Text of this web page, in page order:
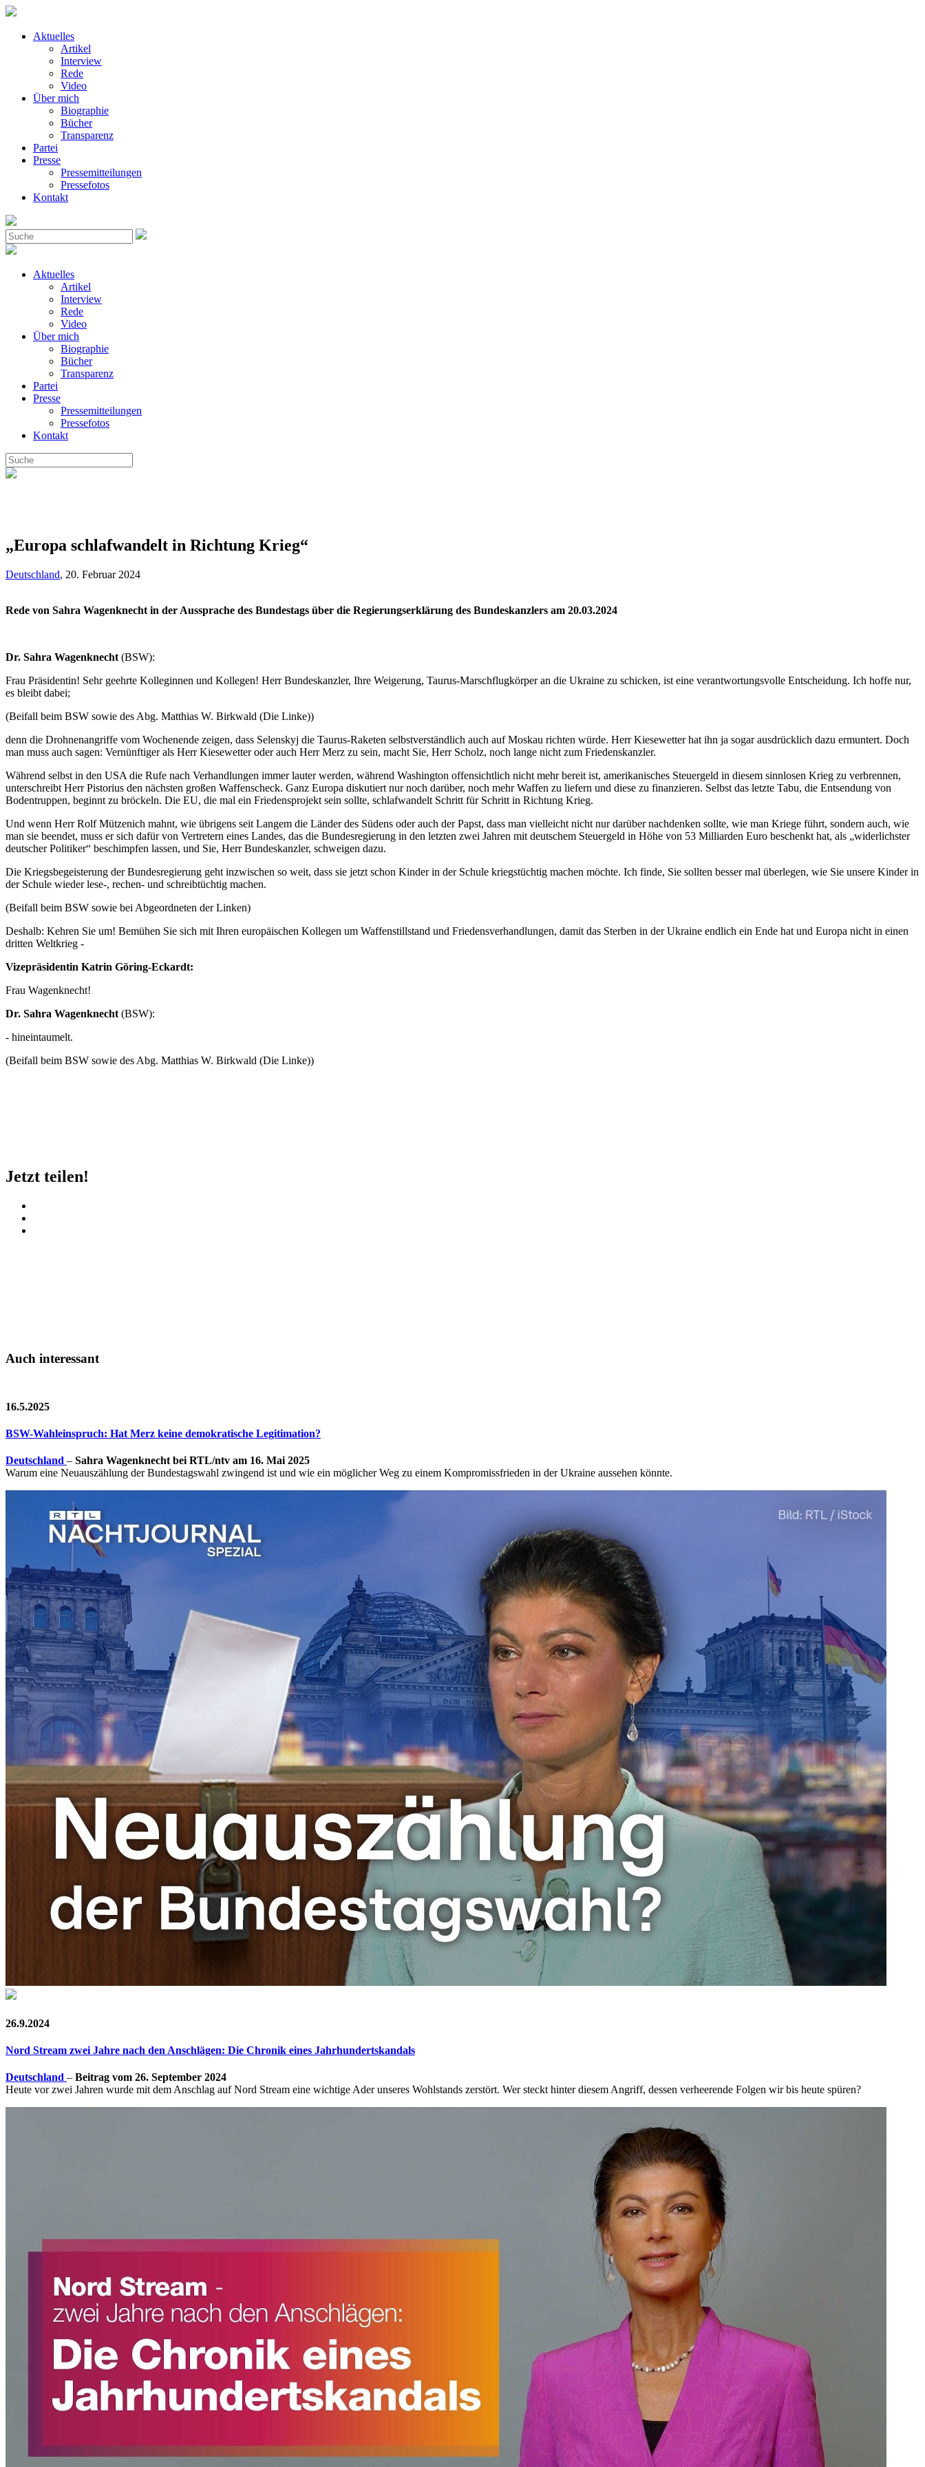
Aktuelles
Artikel
Interview
Rede
Video
Über mich
Biographie
Bücher
Transparenz
Partei
Presse
Pressemitteilungen
Pressefotos
Kontakt
Aktuelles
Artikel
Interview
Rede
Video
Über mich
Biographie
Bücher
Transparenz
Partei
Presse
Pressemitteilungen
Pressefotos
Kontakt
„Europa schlafwandelt in Richtung Krieg“
Deutschland, 20. Februar 2024
Rede von Sahra Wagenknecht in der Aussprache des Bundestags über die Regierungserklärung des Bundeskanzlers am 20.03.2024
Dr. Sahra Wagenknecht (BSW):
Frau Präsidentin! Sehr geehrte Kolleginnen und Kollegen! Herr Bundeskanzler, Ihre Weigerung, Taurus-Marschflugkörper an die Ukraine zu schicken, ist eine verantwortungsvolle Entscheidung. Ich hoffe nur,
es bleibt dabei;
(Beifall beim BSW sowie des Abg. Matthias W. Birkwald (Die Linke))
denn die Drohnenangriffe vom Wochenende zeigen, dass Selenskyj die Taurus-Raketen selbstverständlich auch auf Moskau richten würde. Herr Kiesewetter hat ihn ja sogar ausdrücklich dazu ermuntert. Doch
man muss auch sagen: Vernünftiger als Herr Kiesewetter oder auch Herr Merz zu sein, macht Sie, Herr Scholz, noch lange nicht zum Friedenskanzler.
Während selbst in den USA die Rufe nach Verhandlungen immer lauter werden, während Washington offensichtlich nicht mehr bereit ist, amerikanisches Steuergeld in diesem sinnlosen Krieg zu verbrennen,
unterschreibt Herr Pistorius den nächsten großen Waffenscheck. Ganz Europa diskutiert nur noch darüber, noch mehr Waffen zu liefern und diese zu finanzieren. Selbst das letzte Tabu, die Entsendung von
Bodentruppen, beginnt zu bröckeln. Die EU, die mal ein Friedensprojekt sein sollte, schlafwandelt Schritt für Schritt in Richtung Krieg.
Und wenn Herr Rolf Mützenich mahnt, wie übrigens seit Langem die Länder des Südens oder auch der Papst, dass man vielleicht nicht nur darüber nachdenken sollte, wie man Kriege führt, sondern auch, wie
man sie beendet, muss er sich dafür von Vertretern eines Landes, das die Bundesregierung in den letzten zwei Jahren mit deutschem Steuergeld in Höhe von 53 Milliarden Euro beschenkt hat, als „widerlichster
deutscher Politiker“ beschimpfen lassen, und Sie, Herr Bundeskanzler, schweigen dazu.
Die Kriegsbegeisterung der Bundesregierung geht inzwischen so weit, dass sie jetzt schon Kinder in der Schule kriegstüchtig machen möchte. Ich finde, Sie sollten besser mal überlegen, wie Sie unsere Kinder in
der Schule wieder lese-, rechen- und schreibtüchtig machen.
(Beifall beim BSW sowie bei Abgeordneten der Linken)
Deshalb: Kehren Sie um! Bemühen Sie sich mit Ihren europäischen Kollegen um Waffenstillstand und Friedensverhandlungen, damit das Sterben in der Ukraine endlich ein Ende hat und Europa nicht in einen
dritten Weltkrieg -
Vizepräsidentin Katrin Göring-Eckardt:
Frau Wagenknecht!
Dr. Sahra Wagenknecht (BSW):
- hineintaumelt.
(Beifall beim BSW sowie des Abg. Matthias W. Birkwald (Die Linke))
Jetzt teilen!
Auch interessant
16.5.2025
BSW-Wahleinspruch: Hat Merz keine demokratische Legitimation?
Deutschland – Sahra Wagenknecht bei RTL/ntv am 16. Mai 2025
Warum eine Neuauszählung der Bundestagswahl zwingend ist und wie ein möglicher Weg zu einem Kompromissfrieden in der Ukraine aussehen könnte.
26.9.2024
Nord Stream zwei Jahre nach den Anschlägen: Die Chronik eines Jahrhundertskandals
Deutschland – Beitrag vom 26. September 2024
Heute vor zwei Jahren wurde mit dem Anschlag auf Nord Stream eine wichtige Ader unseres Wohlstands zerstört. Wer steckt hinter diesem Angriff, dessen verheerende Folgen wir bis heute spüren?